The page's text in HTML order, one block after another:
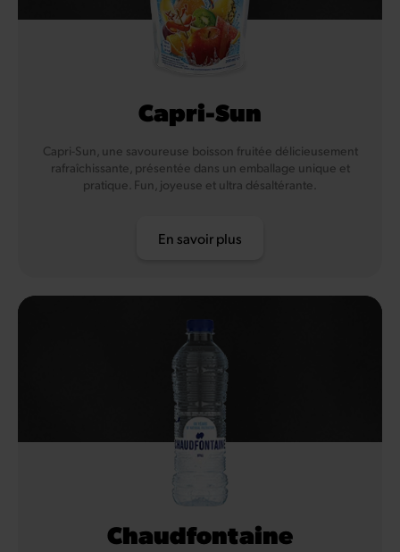
Capri-Sun
Capri-Sun, une savoureuse boisson fruitée délicieusement
rafraîchissante, présentée dans un emballage unique et
pratique. Fun, joyeuse et ultra désaltérante.
En savoir plus
Chaudfontaine